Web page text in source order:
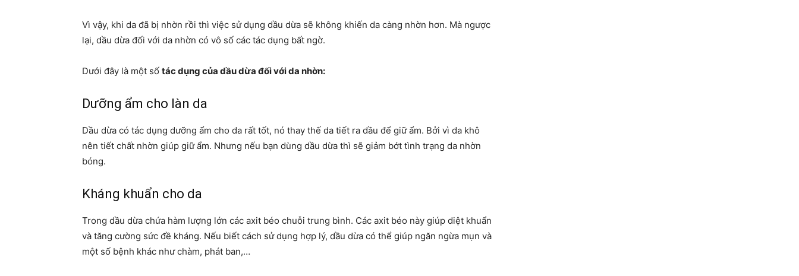
Vì vậy, khi da đã bị nhờn rồi thì việc sử dụng dầu dừa sẽ không khiến da càng nhờn hơn. Mà ngược
lại, dầu dừa đối với da nhờn có vô số các tác dụng bất ngờ.
Dưới đây là một số tác dụng của dầu dừa đối với da nhờn:
Dưỡng ẩm cho làn da
Dầu dừa có tác dụng dưỡng ẩm cho da rất tốt, nó thay thế da tiết ra dầu để giữ ẩm. Bởi vì da khô
nên tiết chất nhờn giúp giữ ẩm. Nhưng nếu bạn dùng dầu dừa thì sẽ giảm bớt tình trạng da nhờn
bóng.
Kháng khuẩn cho da
Trong dầu dừa chứa hàm lượng lớn các axit béo chuỗi trung bình. Các axit béo này giúp diệt khuẩn
và tăng cường sức đề kháng. Nếu biết cách sử dụng hợp lý, dầu dừa có thể giúp ngăn ngừa mụn và
một số bệnh khác như chàm, phát ban,…